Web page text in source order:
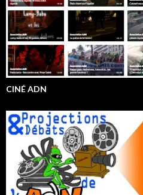
CINÉ ADN